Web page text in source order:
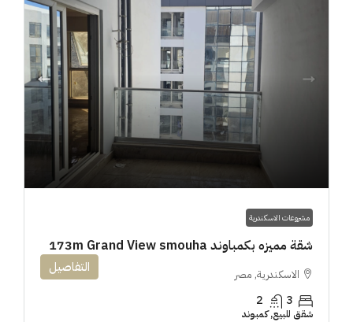
مشروعات الاسكندرية
شقة مميزه بكمباوند 173m Grand View smouha
الاسكندرية, مصر
3
2
شقق للبيع, كمبوند
التفاصيل